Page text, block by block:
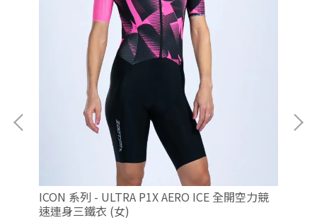
ICON 系列 - ULTRA P1X AERO ICE 全開空力競
速連身三鐵衣 (女)